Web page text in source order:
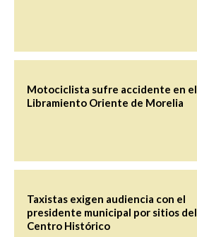
Motociclista sufre accidente en el
Libramiento Oriente de Morelia
Taxistas exigen audiencia con el
presidente municipal por sitios del
Centro Histórico